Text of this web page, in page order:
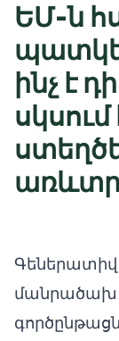
ԵՄ-ն
ինչ է
Գեներատիվ